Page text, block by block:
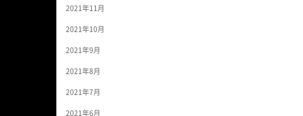
2021年11月
2021年10月
2021年9月
2021年8月
2021年7月
2021年6月